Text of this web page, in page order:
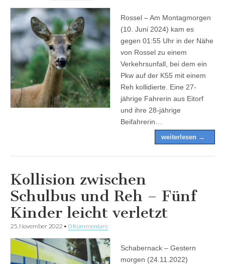
Rossel – Am Montagmorgen
(10. Juni 2024) kam es
gegen 01:55 Uhr in der Nähe
von Rossel zu einem
Verkehrsunfall, bei dem ein
Pkw auf der K55 mit einem
Reh kollidierte. Eine 27-
jährige Fahrerin aus Eitorf
und ihre 28-jährige
Beifahrerin…
weiterlesen →
Kollision zwischen
Schulbus und Reh – Fünf
Kinder leicht verletzt
25. November 2022 • 0 Kommentare
Schabernack – Gestern
morgen (24.11.2022)